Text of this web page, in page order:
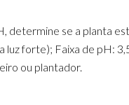
determine se a planta
luz forte); Faixa de pH:
ou plantador.